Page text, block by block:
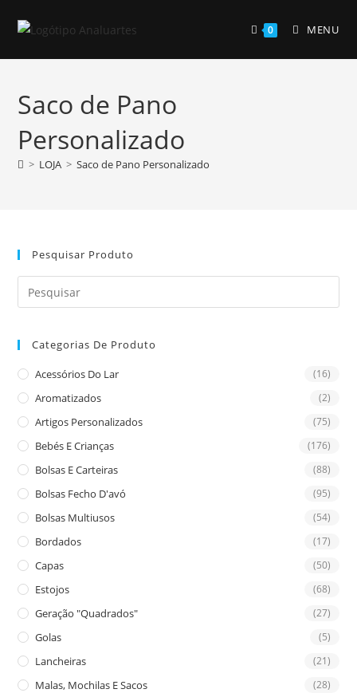
0 MENU
Saco de Pano
Personalizado
> LOJA > Saco de Pano Personalizado
Pesquisar Produto
Categorias De Produto
Acessórios Do Lar (16)
Aromatizados (2)
Artigos Personalizados (75)
Bebés E Crianças (176)
Bolsas E Carteiras (88)
Bolsas Fecho D'avó (95)
Bolsas Multiusos (54)
Bordados (17)
Capas (50)
Estojos (68)
Geração "Quadrados" (27)
Golas (5)
Lancheiras (21)
Malas, Mochilas E Sacos (28)